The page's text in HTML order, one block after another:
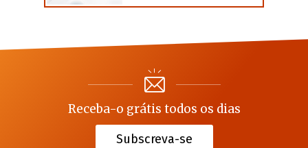
Receba-o grátis todos os dias
Subscreva-se